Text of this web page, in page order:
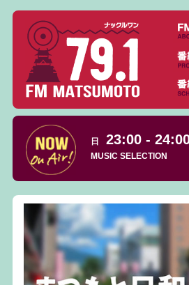
日 23:00 -
MUSIC SELECTION